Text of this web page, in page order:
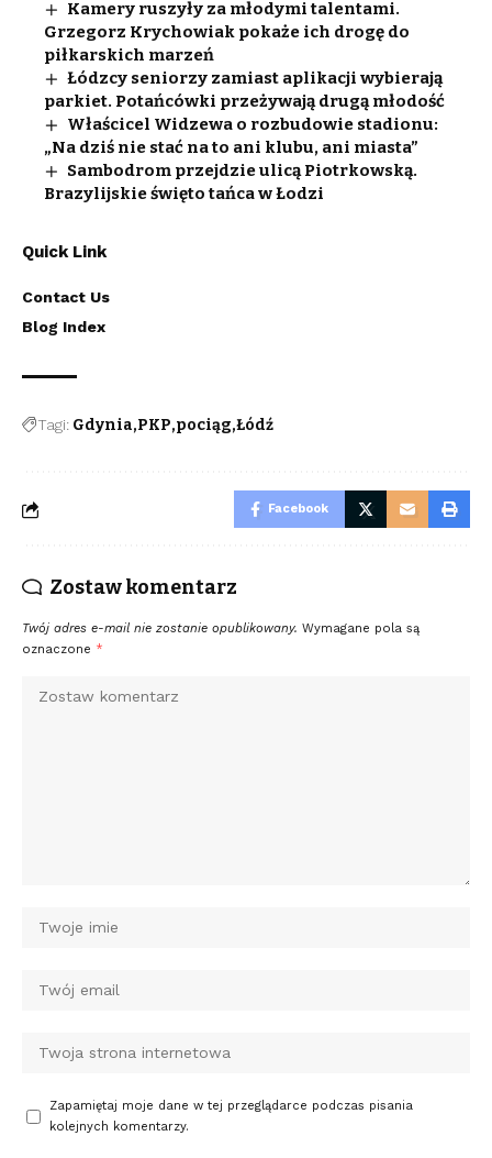
Kamery ruszyły za młodymi talentami.
Grzegorz Krychowiak pokaże ich drogę do
piłkarskich marzeń
Łódzcy seniorzy zamiast aplikacji wybierają
parkiet. Potańcówki przeżywają drugą młodość
Właścicel Widzewa o rozbudowie stadionu:
„Na dziś nie stać na to ani klubu, ani miasta”
Sambodrom przejdzie ulicą Piotrkowską.
Brazylijskie święto tańca w Łodzi
Quick Link
Contact Us
Blog Index
Tagi: Gdynia PKP pociąg Łódź
Facebook
Zostaw komentarz
Twój adres e-mail nie zostanie opublikowany. Wymagane pola są
oznaczone *
Zapamiętaj moje dane w tej przeglądarce podczas pisania
kolejnych komentarzy.